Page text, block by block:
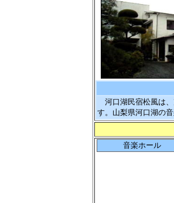
河口湖民宿松風は、
す。山梨県河口湖の
音楽ホール